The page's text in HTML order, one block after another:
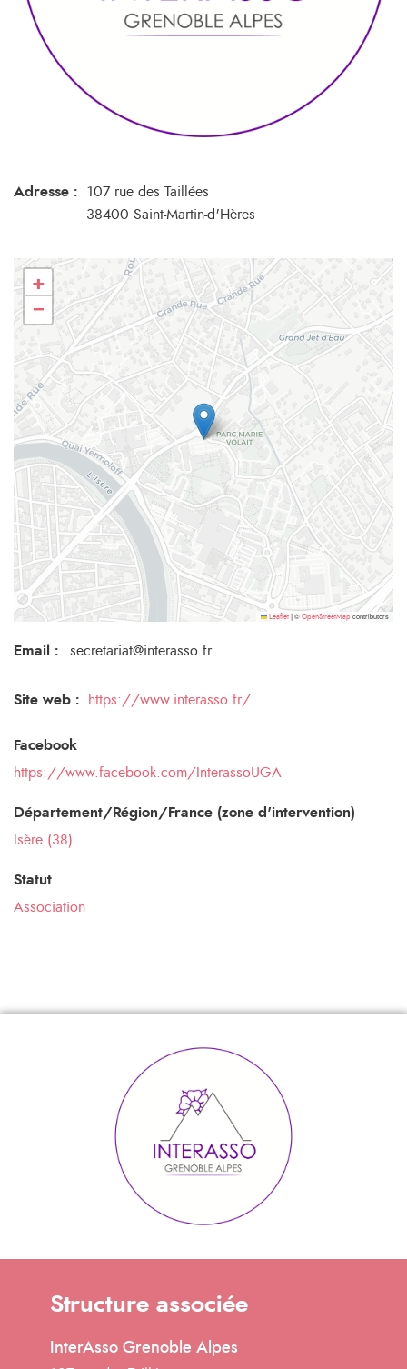
Adresse :
107 rue des Taillées
38400 Saint-Martin-d'Hères
+
−
Leaflet © OpenStreetMap contributors
Email : secretariat@interasso.fr
Site web : https://www.interasso.fr/
Facebook
https://www.facebook.com/InterassoUGA
Département/Région/France (zone d'intervention)
Isère (38)
Statut
Association
Structure associée
InterAsso Grenoble Alpes